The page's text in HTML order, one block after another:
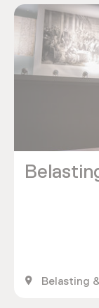
Belasting